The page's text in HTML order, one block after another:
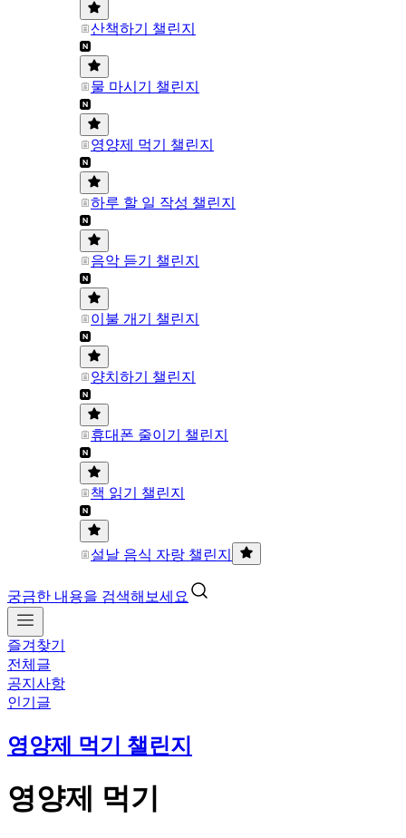
산책하기 챌린지
물 마시기 챌린지
영양제 먹기 챌린지
하루 할 일 작성 챌린지
음악 듣기 챌린지
이불 개기 챌린지
양치하기 챌린지
휴대폰 줄이기 챌린지
책 읽기 챌린지
설날 음식 자랑 챌린지
궁금한 내용을 검색해보세요
즐겨찾기
전체글
공지사항
인기글
영양제 먹기 챌린지
영양제 먹기